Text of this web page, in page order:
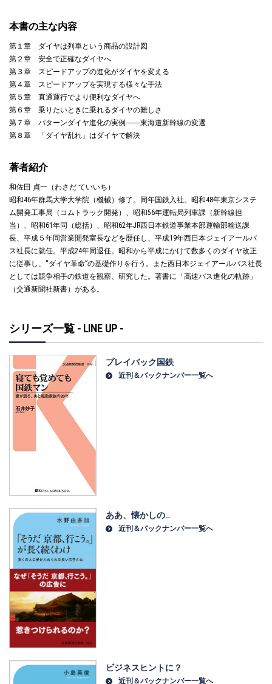
本書の主な内容
第１章 ダイヤは列車という商品の設計図
第２章 安全で正確なダイヤへ
第３章 スピードアップの進化がダイヤを変える
第４章 スピードアップを実現する様々な手法
第５章 直通運行でより便利なダイヤへ
第６章 乗りたいときに乗れるダイヤの難しさ
第７章 パターンダイヤ進化の実例――東海道新幹線の変遷
第８章 「ダイヤ乱れ」はダイヤで解決
著者紹介
和佐田 貞一（わさだ ていいち）
昭和46年群馬大学大学院（機械）修了。同年国鉄入社。昭和48年東京システ
ム開発工事局（コムトラック開発）、昭和56年運転局列車課（新幹線担
当）、昭和61年同（総括）、昭和62年JR西日本鉄道事業本部運輸部輸送課
長、平成５年同営業開発室長などを歴任し、平成19年西日本ジェイアールバ
ス社長に就任。平成24年同退任。昭和から平成にかけて数多くのダイヤ改正
に従事し、“ダイヤ革命”の基礎作りを行う。また西日本ジェイアールバス社長
としては競争相手の鉄道を観察、研究した。著書に「高速バス進化の軌跡」
（交通新聞社新書）がある。
シリーズ一覧 - LINE UP -
プレイバック国鉄
近刊＆バックナンバー一覧へ
ああ、懐かしの…
近刊＆バックナンバー一覧へ
ビジネスヒントに？
近刊＆バックナンバー一覧へ